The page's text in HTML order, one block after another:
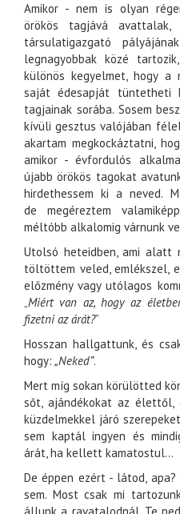
Amikor - nem is olyan
örökös tagjává
társulatigazgató
legnagyobbak közé
különös kegyelmet, hogy a
saját édesapját tüntetheti
tagjainak sorába. Sosem
kívüli gesztus valójában
akartam megkockáztatni,
amikor - évfordulós
újabb örökös tagokat
hirdethessem ki a neved.
de megéreztem
méltóbb alkalomig várnunk
Utolsó heteidben, ami alatt
töltöttem veled, emlékszel,
előzmény vagy utólagos
„Miért van az, hogy az
fizetni az árát?”
Hosszan hallgattunk, és
hogy: „Neked”.
Mert míg sokan körülötted
sőt, ajándékokat az
küzdelmekkel járó
sem kaptál ingyen és
árát, ha kellett kamatostul...
De éppen ezért - látod,
sem. Most csak mi